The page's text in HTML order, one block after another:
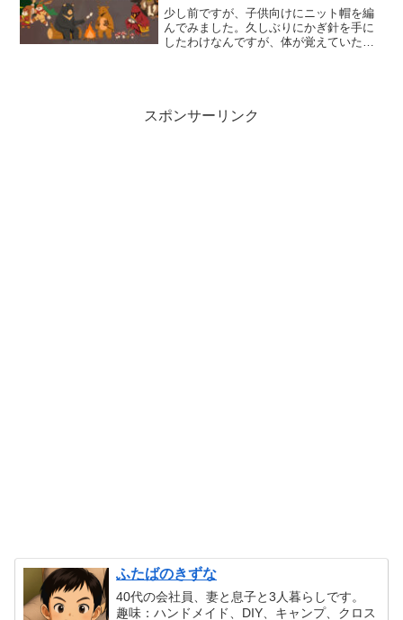
少し前ですが、子供向けにニット帽を編
んでみました。久しぶりにかぎ針を手に
したわけなんですが、体が覚えていたこ
スポンサーリンク
ふたばのきずな
40代の会社員、妻と息子と3人暮らしです。
趣味：ハンドメイド、DIY、キャンプ、クロス